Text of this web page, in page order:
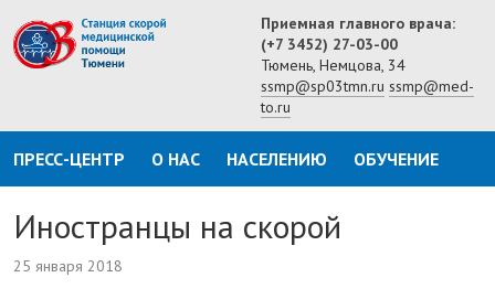
Приемная главного врача:
(+7 3452) 27-03-00
Тюмень, Немцова, 34
ssmp@sp03tmn.ru ssmp@med-
to.ru
ПРЕСС-ЦЕНТР О НАС НАСЕЛЕНИЮ ОБУЧЕНИЕ
Иностранцы на скорой
25 января 2018